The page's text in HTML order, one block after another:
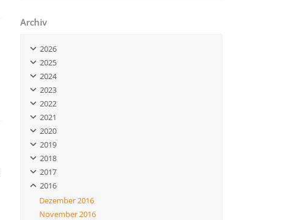
Archiv
2026
2025
2024
2023
2022
2021
2020
2019
2018
2017
2016
Dezember 2016
November 2016